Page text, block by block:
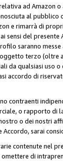
ad Amazon
al
e rimarrà di
sensi del presente
saranno
terzo
da qualsiasi uso
accordo di
contraenti
o rapporto di
o dei nostri
sarai
contenute nel
di